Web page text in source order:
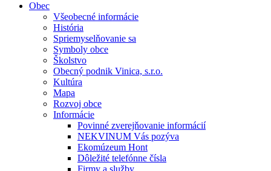
Obec
Všeobecné informácie
História
Spriemyselňovanie sa
Symboly obce
Školstvo
Obecný podnik Vinica, s.r.o.
Kultúra
Mapa
Rozvoj obce
Informácie
Povinné zverejňovanie informácií
NEKVINUM Vás pozýva
Ekomúzeum Hont
Dôležité telefónne čísla
Firmy a služby